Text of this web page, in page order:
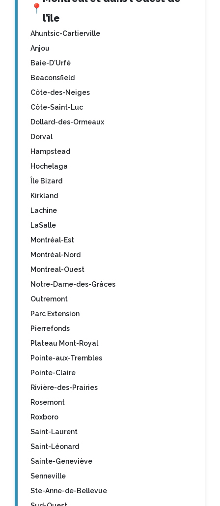
📍
l’île
Ahuntsic-Cartierville
Anjou
Baie-D'Urfé
Beaconsfield
Côte-des-Neiges
Côte-Saint-Luc
Dollard-des-Ormeaux
Dorval
Hampstead
Hochelaga
Île Bizard
Kirkland
Lachine
LaSalle
Montréal-Est
Montréal-Nord
Montreal-Ouest
Notre-Dame-des-Grâces
Outremont
Parc Extension
Pierrefonds
Plateau Mont-Royal
Pointe-aux-Trembles
Pointe-Claire
Rivière-des-Prairies
Rosemont
Roxboro
Saint-Laurent
Saint-Léonard
Sainte-Geneviève
Senneville
Ste-Anne-de-Bellevue